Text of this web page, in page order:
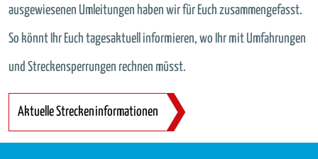
ausgewiesenen Umleitungen haben wir für Euch zusammengefasst.
So könnt Ihr Euch tagesaktuell informieren, wo Ihr mit Umfahrungen
und Streckensperrungen rechnen müsst.
Aktuelle Streckeninformationen